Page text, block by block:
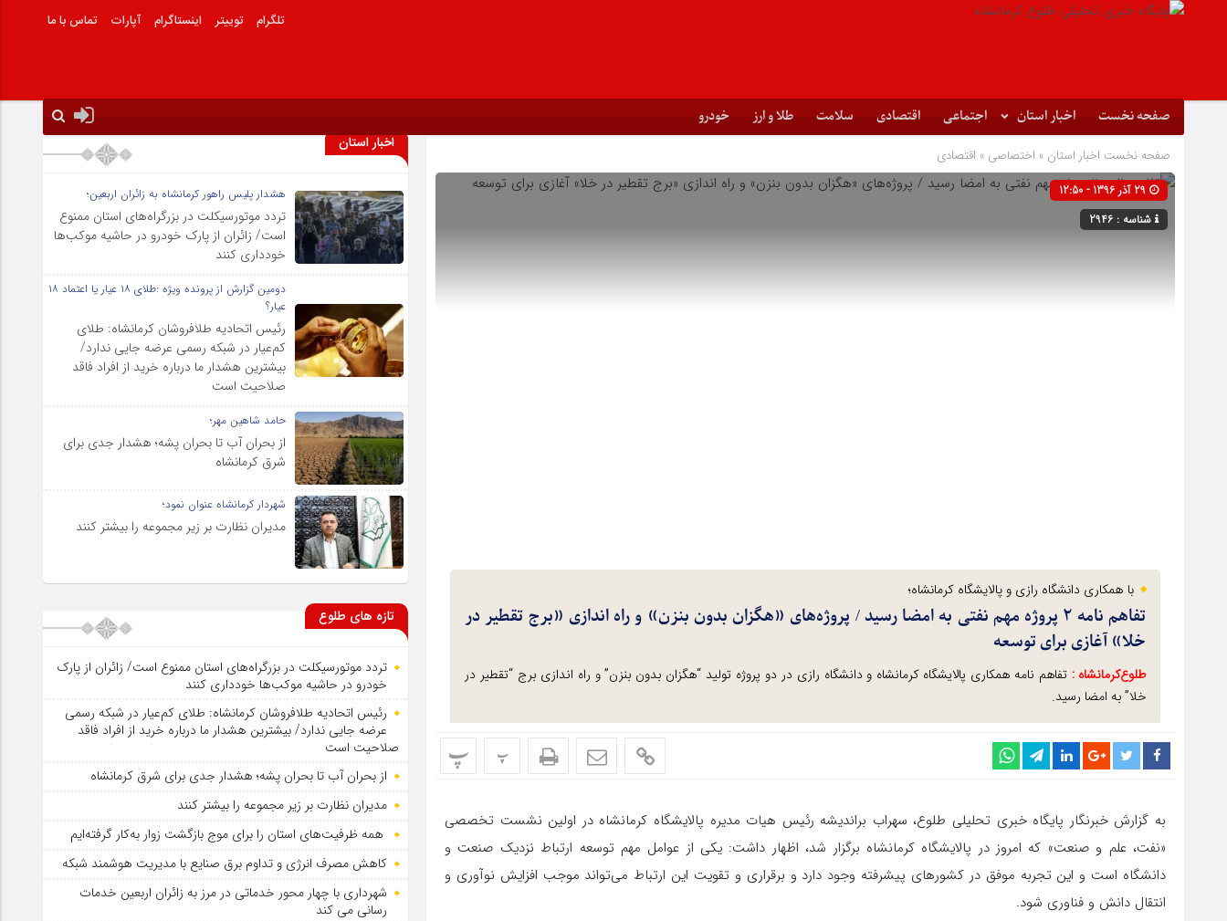
تلگرام توییتر اینستاگرام آپارات تماس با ما
صفحه نخست اخبار استان اجتماعی اقتصادی سلامت طلا و ارز خودرو
صفحه نخست اخبار استان » اختصاصی » اقتصادی
شناسه : 2946
با همکاری دانشگاه رازی و پالایشگاه کرمانشاه؛
تفاهم نامه ۲ پروژه مهم نفتی به امضا رسید / پروژه‌های «هگزان بدون بنزن» و راه اندازی «برج تقطیر در
خلا» آغازی برای توسعه
طلوع‌‌کرمانشاه : تفاهم نامه همکاری پالایشگاه کرمانشاه و دانشگاه رازی در دو پروژه تولید “هگزان بدون بنزن” و راه اندازی برج “تقطیر در
خلا” به امضا رسید.
پ پ
به گزارش خبرنگار پایگاه خبری تحلیلی طلوع، سهراب براندیشه رئیس هیات مدیره پالایشگاه کرمانشاه در اولین نشست تخصصی
«نفت، علم و صنعت» که امروز در پالایشگاه کرمانشاه برگزار شد، اظهار داشت: یکی از عوامل مهم توسعه ارتباط نزدیک صنعت و
دانشگاه است و این تجربه موفق در کشورهای پیشرفته وجود دارد و برقراری و تقویت این ارتباط می‌تواند موجب افزایش نوآوری و
انتقال دانش و فناوری شود.
اخبار استان
هشدار پلیس راهور کرمانشاه به زائران اربعین؛
تردد موتورسیکلت در بزرگراه‌های استان ممنوع
است/ زائران از پارک خودرو در حاشیه موکب‌ها
خودداری کنند
دومین گزارش از پرونده ویژه :طلای ۱۸ عیار یا اعتماد ۱۸
عیار؟
رئیس اتحادیه طلافروشان کرمانشاه: طلای
کم‌عیار در شبکه رسمی عرضه جایی ندارد/
بیشترین هشدار ما درباره خرید از افراد فاقد
صلاحیت است
حامد شاهین مهر؛
از بحران آب تا بحران پشه؛ هشدار جدی برای
شرق کرمانشاه
شهردار کرمانشاه عنوان نمود؛
مدیران نظارت بر زیر مجموعه را بیشتر کنند
تازه های طلوع
تردد موتورسیکلت در بزرگراه‌های استان ممنوع است/ زائران از پارک
خودرو در حاشیه موکب‌ها خودداری کنند
رئیس اتحادیه طلافروشان کرمانشاه: طلای کم‌عیار در شبکه رسمی
عرضه جایی ندارد/ بیشترین هشدار ما درباره خرید از افراد فاقد
صلاحیت است
از بحران آب تا بحران پشه؛ هشدار جدی برای شرق کرمانشاه
مدیران نظارت بر زیر مجموعه را بیشتر کنند
همه ظرفیت‌های استان را برای موج بازگشت زوار به‌کار گرفته‌ایم
کاهش مصرف انرژی و تداوم برق صنایع با مدیریت هوشمند شبکه
شهرداری با چهار محور خدماتی در مرز به زائران اربعین خدمات
رسانی می کند